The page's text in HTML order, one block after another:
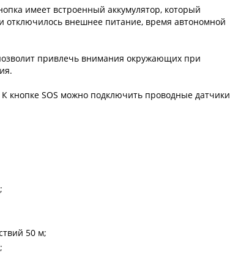
имеет встроенный аккумулятор, который
отключилось внешнее питание, время автономной
привлечь внимания окружающих при
К кнопке SOS можно подключить проводные датчики
50 м;